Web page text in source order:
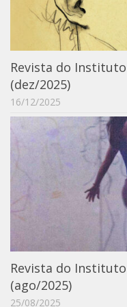
Catálogo on-
Exposições
Educativo
Exposições
Guia do IEB
Reprodução
Extroversão
Projeto Brasil-África
Projeto Brasil
Bluteau
Medicina
Revista do
(dez/2025)
16/12/2025
Revista do
(ago/2025)
25/08/2025